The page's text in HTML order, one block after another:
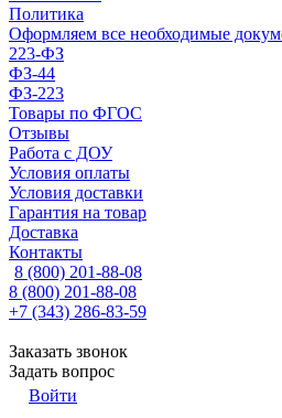
Политика
Оформляем все необходимые
223-ФЗ
ФЗ-44
ФЗ-223
Товары по ФГОС
Отзывы
Работа с ДОУ
Условия оплаты
Условия доставки
Гарантия на товар
Доставка
Контакты
8 (800) 201-88-08
8 (800) 201-88-08
+7 (343) 286-83-59
Заказать звонок
Задать вопрос
Войти